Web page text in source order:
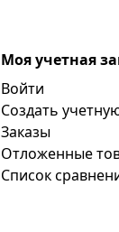
Моя учетная
Войти
Создать
Заказы
Отложенные
Список